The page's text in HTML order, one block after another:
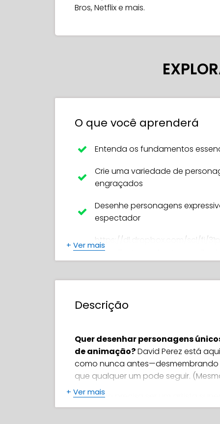
Bros, Netflix e mais.
O que você aprenderá
Entenda os fundamentos
Crie uma variedade de
engraçados
Desenhe personagens
espectador
https://dl.dropbox.com/scl/fi/
Days-To-Learn-Anatomy-
Desenhe o corpo e a cabeça
Crie mãos e pés expressivos
Desenhe roupas com dobras e
personagens
Use ângulos e torções para
+ Ver mais
Descrição
Quer desenhar personagens
de animação?David Perez está
como nunca
que qualquer um pode seguir.
Você não precisa ser um artista
Você só precisa entender como as
+ Ver mais